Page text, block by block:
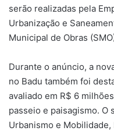
serão realizadas pela
Urbanização e
Municipal de Obras
Durante o anúncio, a
no Badu também foi
avaliado em R$ 6
passeio e paisagismo. O
Urbanismo e